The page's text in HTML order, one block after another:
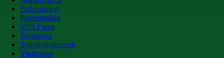
Padovasport
Pianetamilan
SOS Fanta
Toronews
Tuttobolognaweb
Violanews